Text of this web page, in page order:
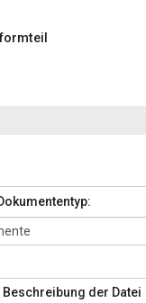
Beschreibung der Datei